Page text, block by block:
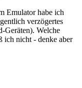
Emulator habe ich
verzögertes
Geräten). Welche
ich nicht - denke aber